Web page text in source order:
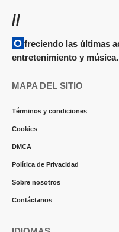
//
Ofreciendo las últimas actualizaciones y noticias sobre
entretenimiento y música.
MAPA DEL SITIO
Términos y condiciones
Cookies
DMCA
Política de Privacidad
Sobre nosotros
Contáctanos